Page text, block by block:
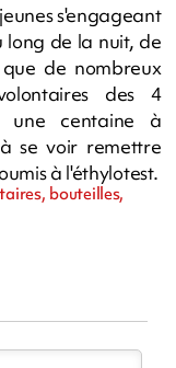
s'engageant
de la nuit, de
que de nombreux
des 4
une centaine à
se voir remettre
à l'éthylotest.
bouteilles,